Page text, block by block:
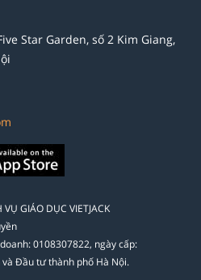
Star Garden, số 2 Kim Giang,
GIÁO DỤC VIETJACK
0108307822, ngày cấp:
Đầu tư thành phố Hà Nội.